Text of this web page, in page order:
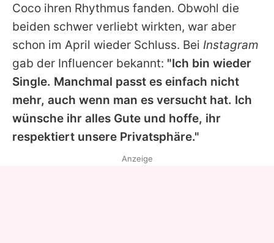
Coco ihren Rhythmus fanden. Obwohl die
beiden schwer verliebt wirkten, war aber
schon im April wieder Schluss. Bei Instagram
gab der Influencer bekannt: "Ich bin wieder
Single. Manchmal passt es einfach nicht
mehr, auch wenn man es versucht hat. Ich
wünsche ihr alles Gute und hoffe, ihr
respektiert unsere Privatsphäre."
Anzeige